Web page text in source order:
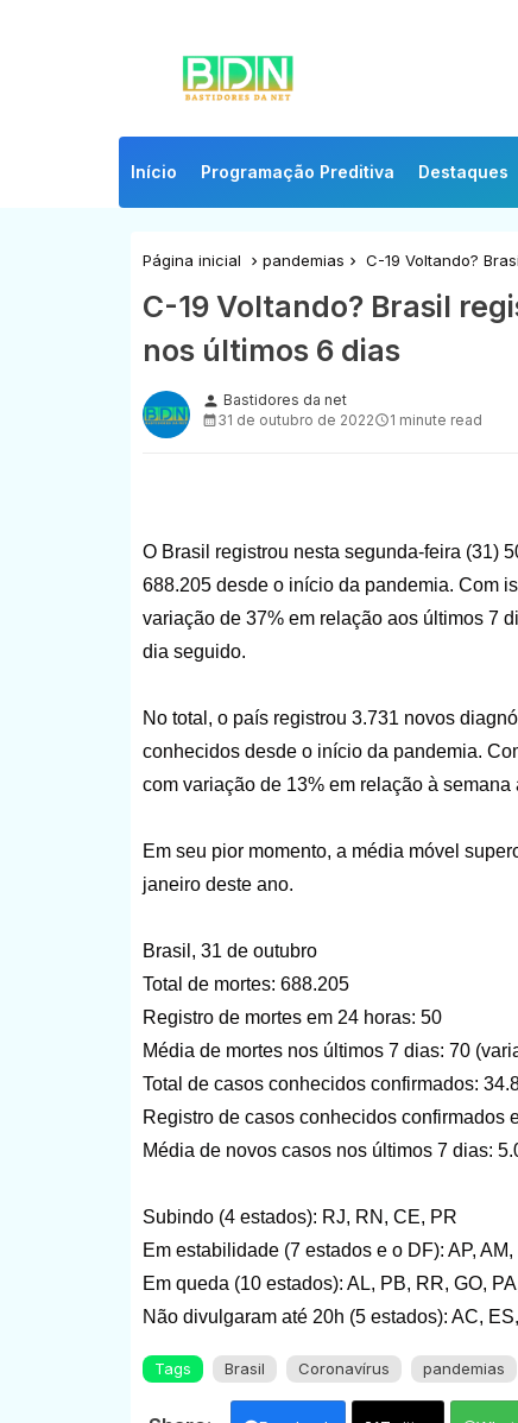
Início Programação Preditiva Destaques
Página inicial pandemias C-19 Voltando?
C-19 Voltando? Brasil
nos últimos 6 dias
person Bastidores da net
31 de outubro de 2022
1 minute read
O Brasil registrou nesta segunda-feira (31)
688.205 desde o início da pandemia. Com
variação de 37% em relação aos últimos 7
dia seguido.
No total, o país registrou 3.731 novos
conhecidos desde o início da pandemia.
com variação de 13% em relação à semana
Em seu pior momento, a média móvel
janeiro deste ano.
Brasil, 31 de outubro
Total de mortes: 688.205
Registro de mortes em 24 horas: 50
Média de mortes nos últimos 7 dias: 70
Total de casos conhecidos confirmados:
Registro de casos conhecidos confirmados
Média de novos casos nos últimos 7 dias:
Subindo (4 estados): RJ, RN, CE, PR
Em estabilidade (7 estados e o DF): AP,
Em queda (10 estados): AL, PB, RR, GO,
Não divulgaram até 20h (5 estados): AC,
Tags Brasil Coronavírus pandemias